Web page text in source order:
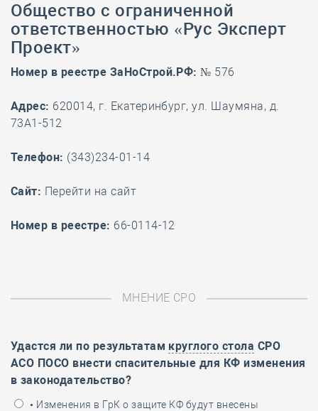
Общество с ограниченной
ответственностью «Рус Эксперт
Проект»
Номер в реестре ЗаНоСтрой.РФ: № 576
Адрес: 620014, г. Екатеринбург, ул. Шаумяна, д.
73А1-512
Телефон: (343)234-01-14
Cайт: Перейти на сайт
Номер в реестре: 66-0114-12
МНЕНИЕ СРО
Удастся ли по результатам круглого стола СРО
АСО ПОСО внести спасительные для КФ изменения
в законодательство?
• Изменения в ГрК о защите КФ будут внесены